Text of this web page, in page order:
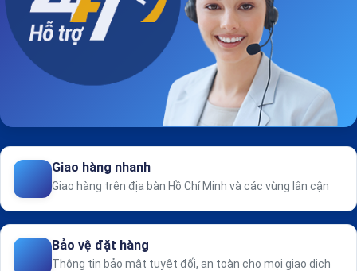
Giao hàng nhanh
Giao hàng trên địa bàn Hồ Chí Minh và các vùng lân cận
Bảo vệ đặt hàng
Thông tin bảo mật tuyệt đối, an toàn cho mọi giao dịch